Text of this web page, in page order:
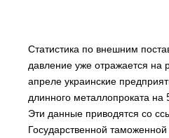
Статистика по внешним
давление уже отражается на
апреле украинские
длинного металлопроката на
Эти данные приводятся со
Государственной